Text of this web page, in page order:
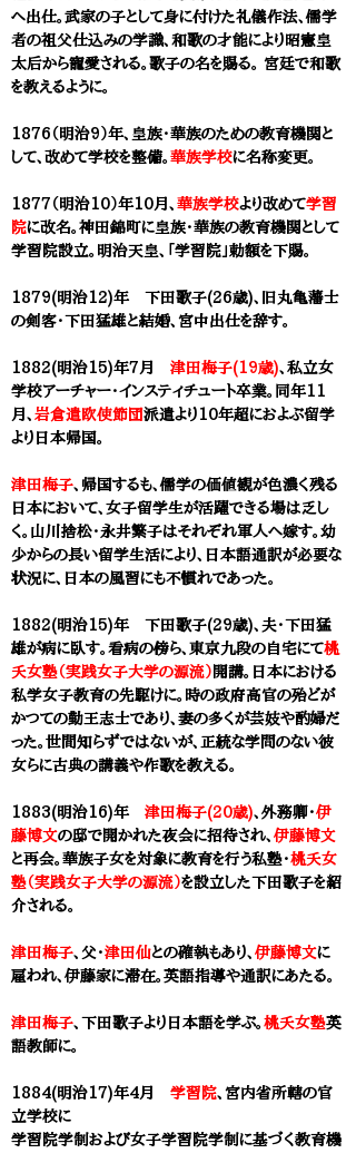
へ出仕。武家の子として身に付けた礼儀作法、儒学
者の祖父仕込みの学識、和歌の才能により昭憲皇
太后から寵愛される。歌子の名を賜る。 宮廷で和歌
を教えるように。
1876（明治9）年、皇族・華族のための教育機関と
して、改めて学校を整備。 華族学校に名称変更。
1877（明治10）年10月、 華族学校より改めて学習
院に改名。神田錦町に皇族・華族の教育機関として
学習院設立。明治天皇、「学習院」勅額を下賜。
1879(明治12)年 下田歌子(26歳)、旧丸亀藩士
の剣客・下田猛雄と結婚、宮中出仕を辞す。
1882(明治15)年7月 津田梅子(19歳)、私立女
学校アーチャー・インスティチュート卒業。同年11
月、 岩倉遣欧使節団派遣より 10年超におよぶ留学
より日本帰国。
津田梅子、帰国するも、儒学の価値観が色濃く残る
日本において、女子留学生が活躍できる場は乏し
く。山川捨松・永井繁子はそれぞれ軍人へ嫁す。幼
少からの長い留学生活により、日本語通訳が必要な
状況に、日本の風習にも不慣れであった。
1882(明治15)年 下田歌子(29歳)、夫・下田猛
雄が病に臥す。看病の傍ら、東京九段の自宅にて桃
夭女塾（実践女子大学の源流） 開講。 日本における
私学女子教育の先駆けに。時の政府高官の殆どが
かつての勤王志士であり、妻の多くが芸妓や酌婦だ
った。世間知らずではないが、正統な学問のない彼
女らに古典の講義や作歌を教える。
1883(明治16)年 津田梅子(20歳)、外務卿・伊
藤博文の邸で開かれた夜会に招待され、 伊藤博文
と再会。華族子女を対象に教育を行う私塾・桃夭女
塾（実践女子大学の源流）を設立した下田歌子を紹
介される。
津田梅子、父・津田仙との確執もあり、 伊藤博文に
雇われ、伊藤家に滞在。英語指導や通訳にあたる。
津田梅子、 下田歌子より日本語を学ぶ。 桃夭女塾英
語教師に。
1884(明治17)年4月 学習院、宮内省所轄の官
立学校に
学習院学制および女子学習院学制に基づく教育機